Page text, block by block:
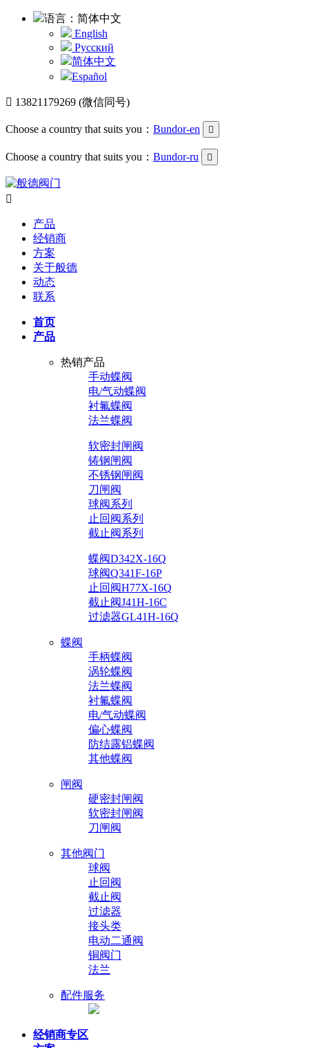
语言：简体中文
English
Русский
简体中文
Español
 13821179269 (微信同号)
Choose a country that suits you： Bundor-en 
Choose a country that suits you： Bundor-ru 

产品
经销商
方案
关于般德
动态
联系
首页
产品
热销产品
手动蝶阀
电/气动蝶阀
衬氟蝶阀
法兰蝶阀
软密封闸阀
铸钢闸阀
不锈钢闸阀
刀闸阀
球阀系列
止回阀系列
截止阀系列
蝶阀D342X-16Q
球阀Q341F-16P
止回阀H77X-16Q
截止阀J41H-16C
过滤器GL41H-16Q
蝶阀
手柄蝶阀
涡轮蝶阀
法兰蝶阀
衬氟蝶阀
电/气动蝶阀
偏心蝶阀
防结露铝蝶阀
其他蝶阀
闸阀
硬密封闸阀
软密封闸阀
刀闸阀
其他阀门
球阀
止回阀
截止阀
过滤器
接头类
电动二通阀
铜阀门
法兰
配件服务
经销商专区